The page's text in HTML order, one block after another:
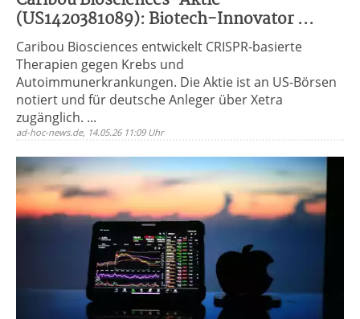
(US1420381089): Biotech-Innovator ...
Caribou Biosciences entwickelt CRISPR-basierte
Therapien gegen Krebs und
Autoimmunerkrankungen. Die Aktie ist an US-Börsen
notiert und für deutsche Anleger über Xetra
zugänglich. ...
ad-hoc-news.de, 14.05.26 11:09 Uhr